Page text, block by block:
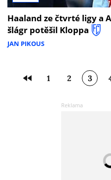
Haaland ze čtvrté ligy a
šlágr potěšil Kloppa
JAN PIKOUS
1 2 3